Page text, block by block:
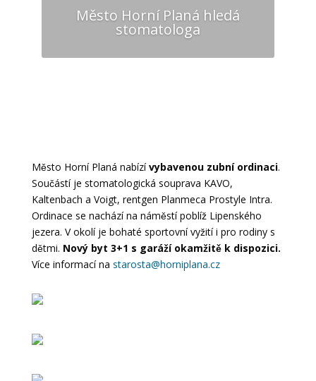
Město Horní Planá hledá
stomatologa
Město Horní Planá nabízívybavenou zubní ordinaci.
Součástí je stomatologická souprava KAVO,
Kaltenbach a Voigt, rentgen Planmeca Prostyle Intra.
Ordinace se nachází na náměstí poblíž Lipenského
jezera. V okolí je bohaté sportovní vyžití i pro rodiny s
dětmi. Nový byt 3+1 s garáží okamžitě k dispozici.
Více informací na starosta@horniplana.cz